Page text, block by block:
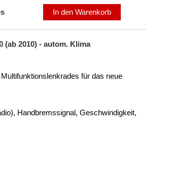
In den Warenkorb
2010) - autom. Klima
für das neue
Handbremssignal, Geschwindigkeit,